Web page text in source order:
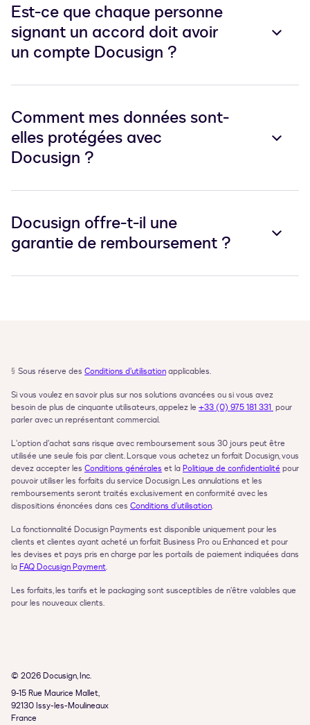
Est-ce que chaque personne
signant un accord doit avoir
un compte Docusign ?
Comment mes données sont-
elles protégées avec
Docusign ?
Docusign offre-t-il une
garantie de remboursement ?
§ Sous réserve des Conditions d’utilisation applicables.
Si vous voulez en savoir plus sur nos solutions avancées ou si vous avez
besoin de plus de cinquante utilisateurs, appelez le +33 (0) 975 181 331 pour
parler avec un représentant commercial.
L’option d’achat sans risque avec remboursement sous 30 jours peut être
utilisée une seule fois par client. Lorsque vous achetez un forfait Docusign, vous
devez accepter les Conditions générales et la Politique de confidentialité pour
pouvoir utiliser les forfaits du service Docusign. Les annulations et les
remboursements seront traités exclusivement en conformité avec les
dispositions énoncées dans ces Conditions d’utilisation.
La fonctionnalité Docusign Payments est disponible uniquement pour les
clients et clientes ayant acheté un forfait Business Pro ou Enhanced et pour
les devises et pays pris en charge par les portails de paiement indiquées dans
la FAQ Docusign Payment.
Les forfaits, les tarifs et le packaging sont susceptibles de n’être valables que
pour les nouveaux clients.
© 2026 Docusign, Inc.
9-15 Rue Maurice Mallet,
92130 Issy-les-Moulineaux
France